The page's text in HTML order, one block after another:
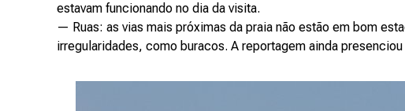
estavam funcionando no dia da visita.
— Ruas: as vias mais próximas da praia não estão em bom
irregularidades, como buracos. A reportagem ainda